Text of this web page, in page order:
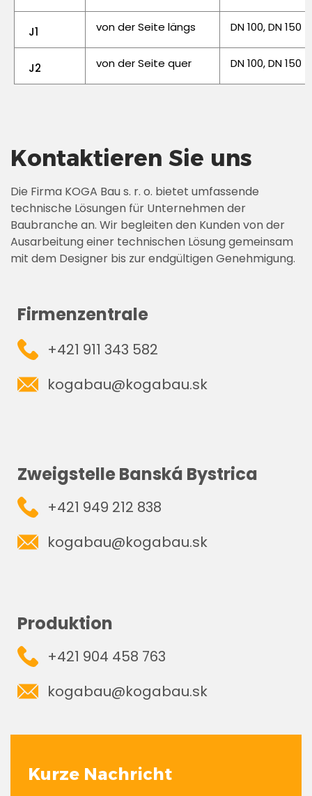
J1 von der Seite längs DN 100, DN 150
J2 von der Seite quer DN 100, DN 150
Kontaktieren Sie uns
Die Firma KOGA Bau s. r. o. bietet umfassende
technische Lösungen für Unternehmen der
Baubranche an. Wir begleiten den Kunden von der
Ausarbeitung einer technischen Lösung gemeinsam
mit dem Designer bis zur endgültigen Genehmigung.
Firmenzentrale
+421 911 343 582
kogabau@kogabau.sk
Zweigstelle Banská Bystrica
+421 949 212 838
kogabau@kogabau.sk
Produktion
+421 904 458 763
kogabau@kogabau.sk
Kurze Nachricht